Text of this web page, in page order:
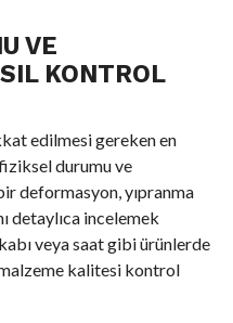
VE
KONTROL
edilmesi gereken en
durumu ve
deformasyon, yıpranma
detaylıca incelemek
veya saat gibi ürünlerde
kalitesi kontrol